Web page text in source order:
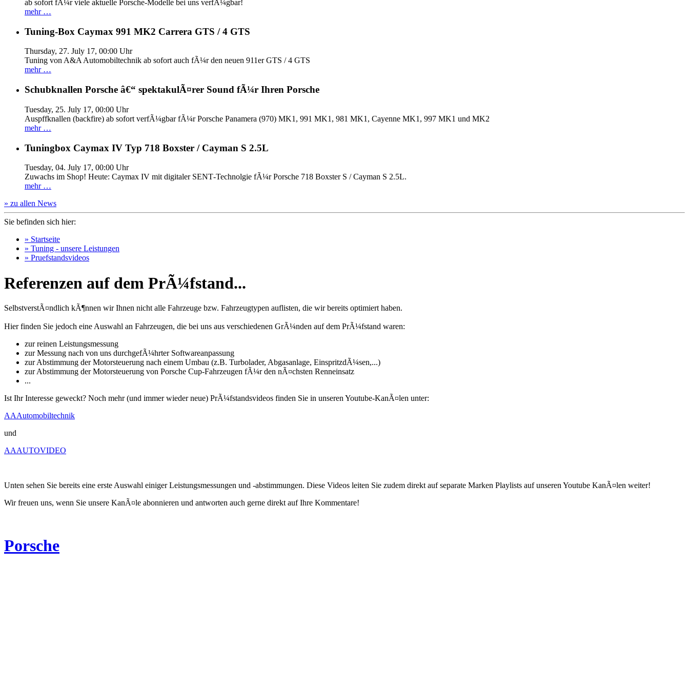
ab sofort fÃ¼r viele aktuelle Porsche-Modelle bei uns verfÃ¼gbar!
mehr …
Tuning-Box Caymax 991 MK2 Carrera GTS / 4 GTS
Thursday, 27. July 17, 00:00 Uhr
Tuning von A&A Automobiltechnik ab sofort auch fÃ¼r den neuen 911er GTS / 4 GTS
mehr …
Schubknallen Porsche â€“ spektakulÃ¤rer Sound fÃ¼r Ihren Porsche
Tuesday, 25. July 17, 00:00 Uhr
Auspffknallen (backfire) ab sofort verfÃ¼gbar fÃ¼r Porsche Panamera (970) MK1, 991 MK1, 981 MK1, Cayenne MK1, 997 MK1 und MK2
mehr …
Tuningbox Caymax IV Typ 718 Boxster / Cayman S 2.5L
Tuesday, 04. July 17, 00:00 Uhr
Zuwachs im Shop! Heute: Caymax IV mit digitaler SENT‐Technolgie fÃ¼r Porsche 718 Boxster S / Cayman S 2.5L.
mehr …
» zu allen News
Sie befinden sich hier:
» Startseite
» Tuning - unsere Leistungen
» Pruefstandsvideos
Referenzen auf dem PrÃ¼fstand...
SelbstverstÃ¤ndlich kÃ¶nnen wir Ihnen nicht alle Fahrzeuge bzw. Fahrzeugtypen auflisten, die wir bereits optimiert haben.
Hier finden Sie jedoch eine Auswahl an Fahrzeugen, die bei uns aus verschiedenen GrÃ¼nden auf dem PrÃ¼fstand waren:
zur reinen Leistungsmessung
zur Messung nach von uns durchgefÃ¼hrter Softwareanpassung
zur Abstimmung der Motorsteuerung nach einem Umbau (z.B. Turbolader, Abgasanlage, EinspritzdÃ¼sen,...)
zur Abstimmung der Motorsteuerung von Porsche Cup-Fahrzeugen fÃ¼r den nÃ¤chsten Renneinsatz
...
Ist Ihr Interesse geweckt? Noch mehr (und immer wieder neue) PrÃ¼fstandsvideos finden Sie in unseren Youtube-KanÃ¤len unter:
AAAutomobiltechnik
und
AAAUTOVIDEO
Unten sehen Sie bereits eine erste Auswahl einiger Leistungsmessungen und -abstimmungen. Diese Videos leiten Sie zudem direkt auf separate Marken Playlists auf unseren Youtube KanÃ¤len weiter!
Wir freuen uns, wenn Sie unsere KanÃ¤le abonnieren und antworten auch gerne direkt auf Ihre Kommentare!
Porsche